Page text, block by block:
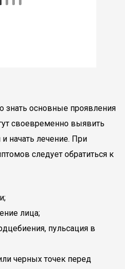
знать основные проявления
своевременно выявить
начать лечение. При
следует обратиться к
лица;
пульсация в
черных точек перед